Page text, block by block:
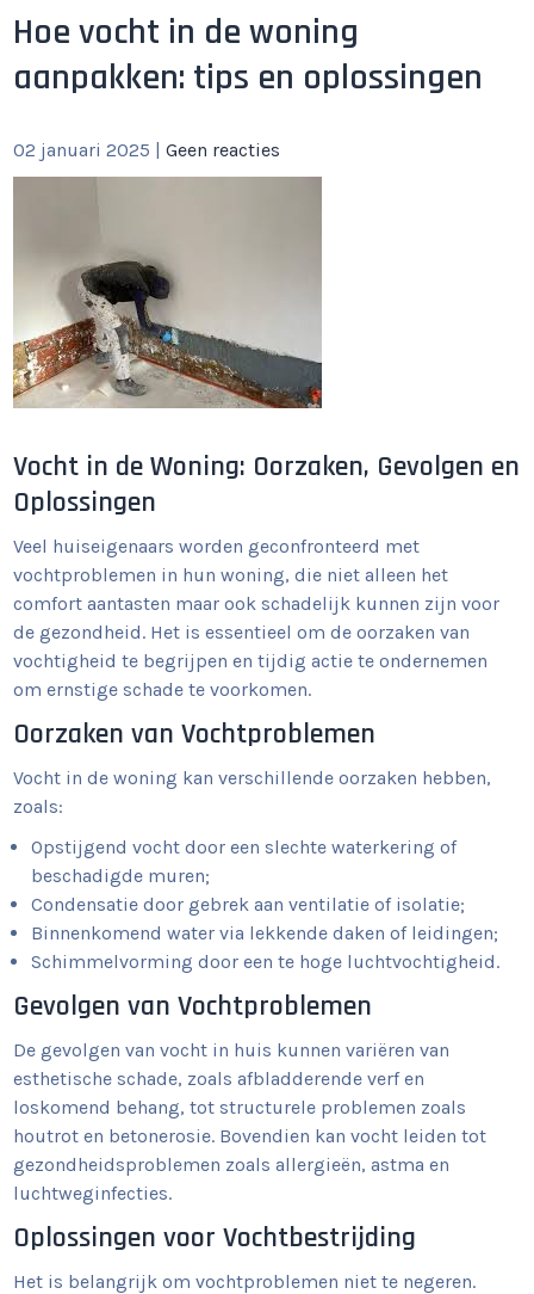
Hoe vocht in de woning
aanpakken: tips en oplossingen
02 januari 2025 |Geen reacties
Vocht in de Woning: Oorzaken, Gevolgen en
Oplossingen
Veel huiseigenaars worden geconfronteerd met
vochtproblemen in hun woning, die niet alleen het
comfort aantasten maar ook schadelijk kunnen zijn voor
de gezondheid. Het is essentieel om de oorzaken van
vochtigheid te begrijpen en tijdig actie te ondernemen
om ernstige schade te voorkomen.
Oorzaken van Vochtproblemen
Vocht in de woning kan verschillende oorzaken hebben,
zoals:
Opstijgend vocht door een slechte waterkering of
beschadigde muren;
Condensatie door gebrek aan ventilatie of isolatie;
Binnenkomend water via lekkende daken of leidingen;
Schimmelvorming door een te hoge luchtvochtigheid.
Gevolgen van Vochtproblemen
De gevolgen van vocht in huis kunnen variëren van
esthetische schade, zoals afbladderende verf en
loskomend behang, tot structurele problemen zoals
houtrot en betonerosie. Bovendien kan vocht leiden tot
gezondheidsproblemen zoals allergieën, astma en
luchtweginfecties.
Oplossingen voor Vochtbestrijding
Het is belangrijk om vochtproblemen niet te negeren.